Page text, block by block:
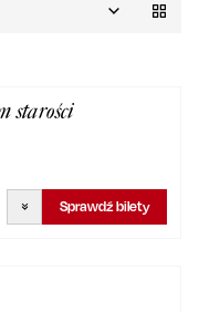
starości
Sprawdź bilety